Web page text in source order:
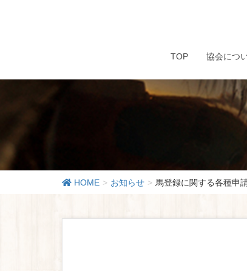
TOP 協会につ
HOME お知らせ 馬登録に関する各種申